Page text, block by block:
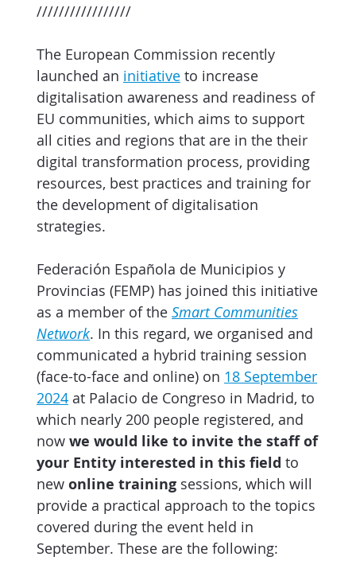
/////////////////
The European Commission recently
launched an initiative to increase
digitalisation awareness and readiness of
EU communities, which aims to support
all cities and regions that are in the their
digital transformation process, providing
resources, best practices and training for
the development of digitalisation
strategies.
Federación Española de Municipios y
Provincias (FEMP) has joined this initiative
as a member of the Smart Communities
Network. In this regard, we organised and
communicated a hybrid training session
(face-to-face and online) on 18 September
2024 at Palacio de Congreso in Madrid, to
which nearly 200 people registered, and
now we would like to invite the staff of
your Entity interested in this field to
new online training sessions, which will
provide a practical approach to the topics
covered during the event held in
September. These are the following: